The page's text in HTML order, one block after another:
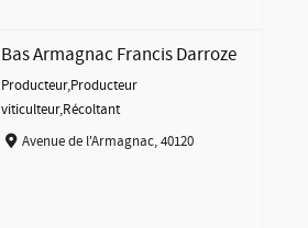
Bas Armagnac Francis Darroze
Producteur,Producteur
viticulteur,Récoltant
Avenue de l'Armagnac, 40120